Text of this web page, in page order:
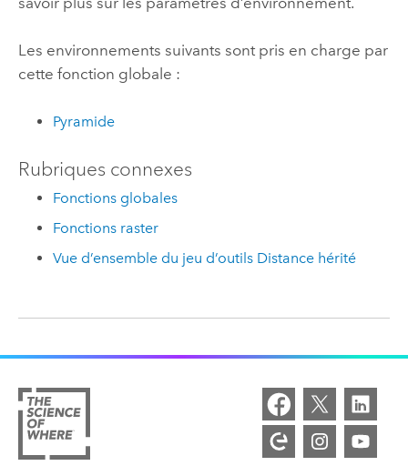
Les environnements suivants sont pris en charge par
cette fonction globale :
Pyramide
Rubriques connexes
Fonctions globales
Fonctions raster
Vue d’ensemble du jeu d’outils Distance hérité